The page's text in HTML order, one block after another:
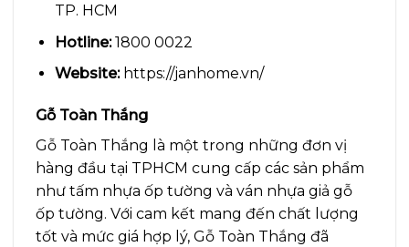
TP. HCM
Hotline:1800 0022
Website:https://janhome.vn/
Gỗ Toàn Thắng
Gỗ Toàn Thắng là một trong những đơn vị
hàng đầu tại TPHCM cung cấp các sản phẩm
như tấm nhựa ốp tường và ván nhựa giả gỗ
ốp tường. Với cam kết mang đến chất lượng
tốt và mức giá hợp lý, Gỗ Toàn Thắng đã